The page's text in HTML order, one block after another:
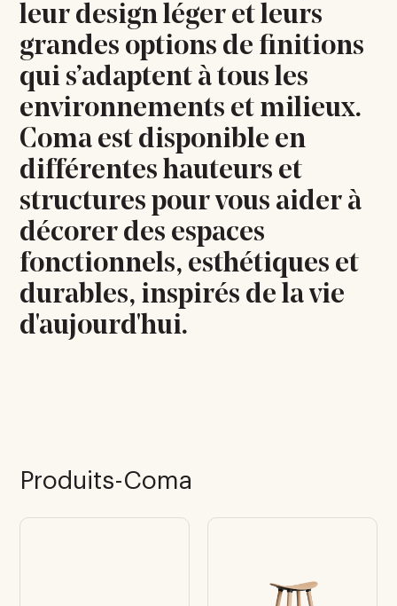
leur design léger et leurs
grandes options de finitions
qui s’adaptent à tous les
environnements et milieux.
Coma est disponible en
différentes hauteurs et
structures pour vous aider à
décorer des espaces
fonctionnels, esthétiques et
durables, inspirés de la vie
d'aujourd'hui.
Produits-Coma